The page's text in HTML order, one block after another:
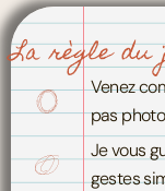
La règle du
Venez
pas
Je vous
gestes